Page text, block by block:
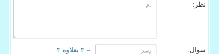
نظر:
سوال: = ۳ بعلاوه ۳